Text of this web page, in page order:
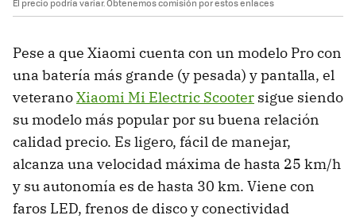
El precio podría variar. Obtenemos comisión por estos enlaces
Pese a que Xiaomi cuenta con un modelo Pro con
una batería más grande (y pesada) y pantalla, el
veteranoXiaomi Mi Electric Scooter sigue siendo
su modelo más popular por su buena relación
calidad precio. Es ligero, fácil de manejar,
alcanza una velocidad máxima de hasta 25 km/h
y su autonomía es de hasta 30 km. Viene con
faros LED, frenos de disco y conectividad